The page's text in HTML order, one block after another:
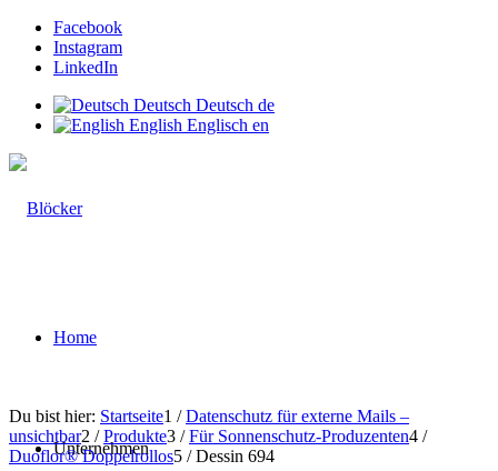
Facebook
Instagram
LinkedIn
Deutsch Deutsch de
English Englisch en
Home
Unternehmen
Du bist hier: Startseite1 / Datenschutz für externe Mails –
unsichtbar2 / Produkte3 / Für Sonnenschutz-Produzenten4 /
Duoflor® Doppelrollos5 / Dessin 694